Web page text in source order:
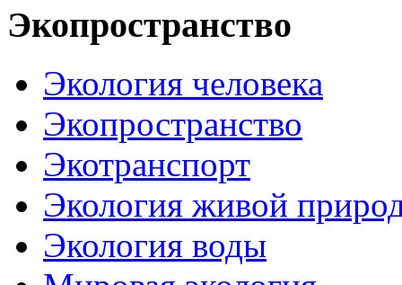
Экопространство
Экология человека
Экопространство
Экотранспорт
Экология живой
Экология воды